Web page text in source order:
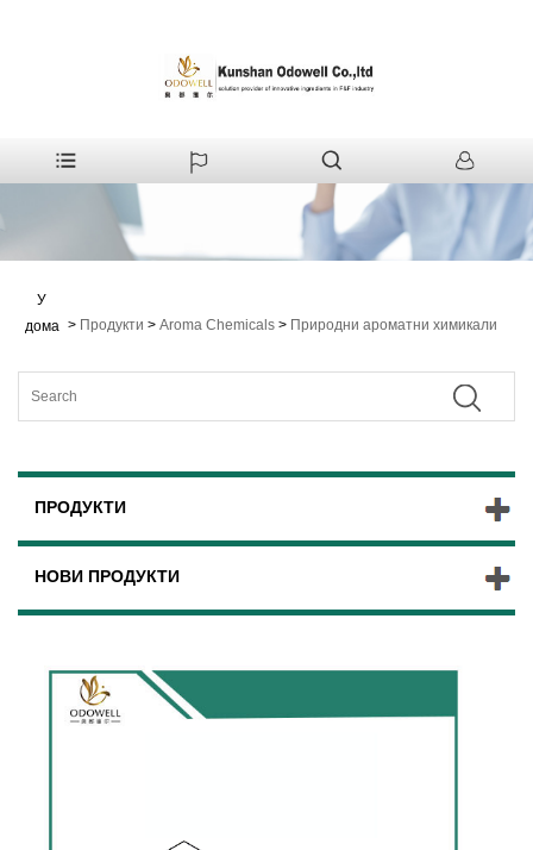
У
дома > Продукти > Aroma Chemicals > Природни ароматни химикали
ПРОДУКТИ
НОВИ ПРОДУКТИ